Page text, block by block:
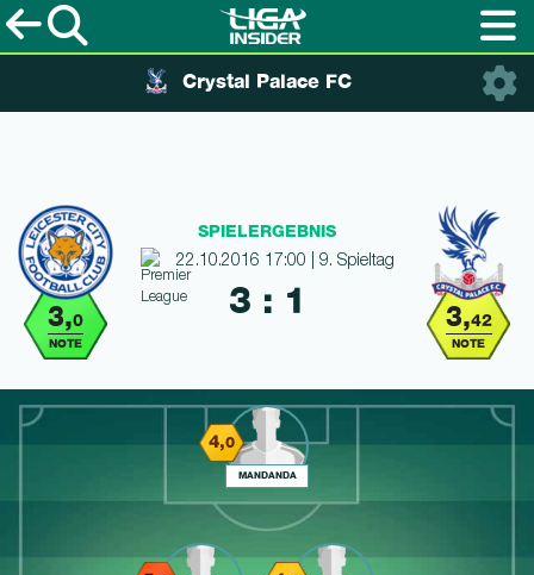
Crystal Palace FC
3,0
NOTE
3,42
NOTE
SPIELERGEBNIS
22.10.2016 17:00 | 9. Spieltag
3 : 1
4,0
MANDANDA